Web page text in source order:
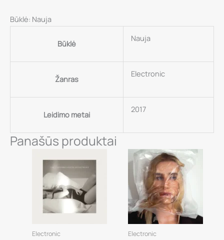
Būklė: Nauja
Būklė
Nauja
Žanras
Electronic
Leidimo metai
2017
Panašūs produktai
Electronic Electronic